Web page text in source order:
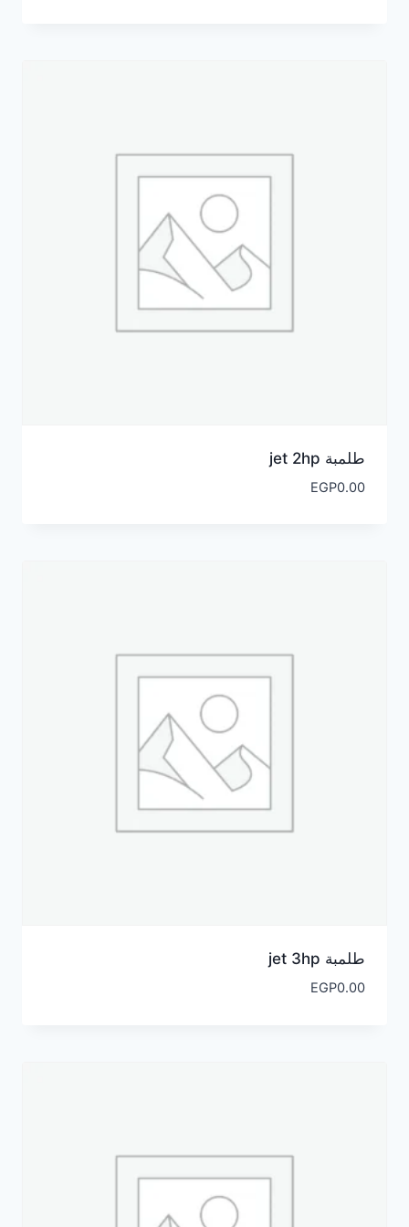
طلمبة jet 2hp
EGP0.00
طلمبة jet 3hp
EGP0.00